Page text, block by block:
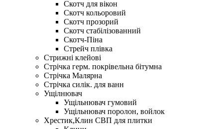
Скотч для вікон
Скотч кольоровий
Скотч прозорий
Скотч стабілізованний
Скотч-Піна
Стрейч плівка
Стрижні клейові
Стрічка герм. покрівельна бітумна
Стрічка Малярна
Стрічка силік. для ванн
Ущілнювач
Ущільнювач гумовий
Ущільнювач поролон, войлок
Хрестик,Клин СВП для плитки